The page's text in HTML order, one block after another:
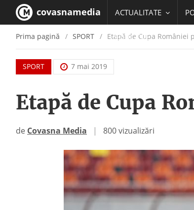
covasnamedia ACTUALITATE
EDUCATIE
Prima pagină SPORT Etapă de Cupa României
SPORT 7 mai 2019
Etapă de Cupa
de Covasna Media | 800 vizualizări